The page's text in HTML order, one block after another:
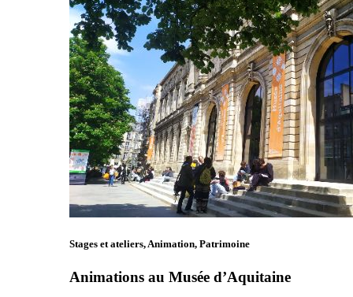
Stages et ateliers, Animation, Patrimoine
Animations au Musée d’Aquitaine